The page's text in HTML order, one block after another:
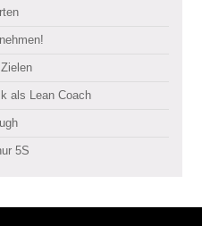
als Lean Coach
5S